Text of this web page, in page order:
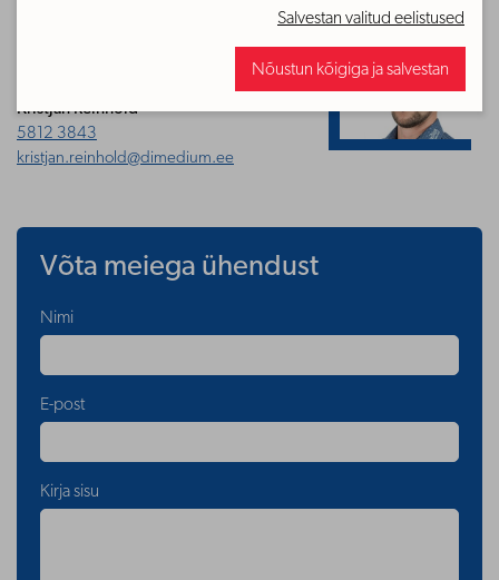
Salvestan valitud eelistused
Nõustun kõigiga ja salvestan
Kristjan Reinhold
5812 3843
kristjan.reinhold@dimedium.ee
Võta meiega ühendust
Nimi
E-post
Kirja sisu